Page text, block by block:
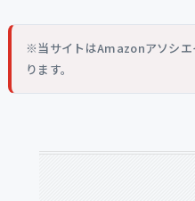
※当サイトはAmazonアソシエ
ります。